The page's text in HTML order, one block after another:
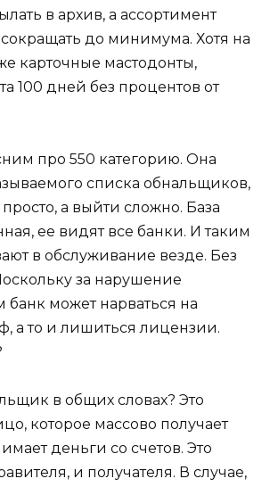
в архив, а ассортимент
до минимума. Хотя на
карточные мастодонты,
100 дней без процентов от
про 550 категорию. Она
списка обнальщиков,
а выйти сложно. База
ее видят все банки. И таким
в обслуживание везде. Без
за нарушение
может нарваться на
а то и лишиться лицензии.
в общих словах? Это
которое массово получает
деньги со счетов. Это
и получателя. В случае,